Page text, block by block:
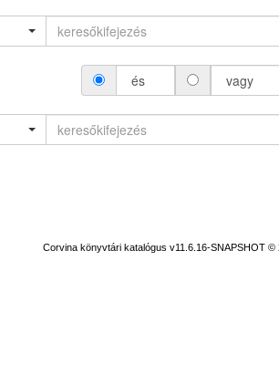
és vagy
Corvina könyvtári katalógus v11.6.16-SNAPSHOT ©